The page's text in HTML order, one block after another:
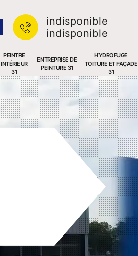
indisponible
indisponible
PEINTRE
INTÉRIEUR
31
ENTREPRISE DE
PEINTURE 31
HYDROFUGE
TOITURE ET FAÇADE
31